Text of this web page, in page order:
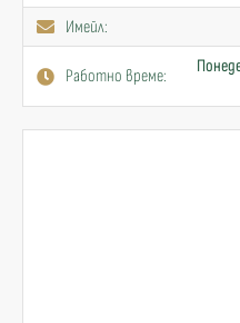
Имейл:
Работно време: